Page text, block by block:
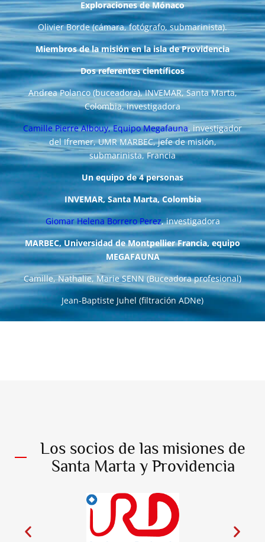
Exploraciones de Mónaco
Olivier Borde (cámara, fotógrafo, submarinista).
Miembros de la misión en la isla de Providencia
Dos referentes científicos
Andrea Polanco (buceadora), INVEMAR, Santa Marta,
Colombia, investigadora
Camille Pierre Albouy, Equipo Megafauna, investigador
del Ifremer, UMR MARBEC, jefe de misión,
submarinista, Francia
Un equipo de 4 personas
INVEMAR, Santa Marta, Colombia
Giomar Helena Borrero Perez, investigadora
MARBEC, Universidad de Montpellier Francia, equipo
MEGAFAUNA
Camille, Nathalie, Marie SENN (Buceadora profesional)
Jean-Baptiste Juhel (filtración ADNe)
Los socios de las misiones de
Santa Marta y Providencia